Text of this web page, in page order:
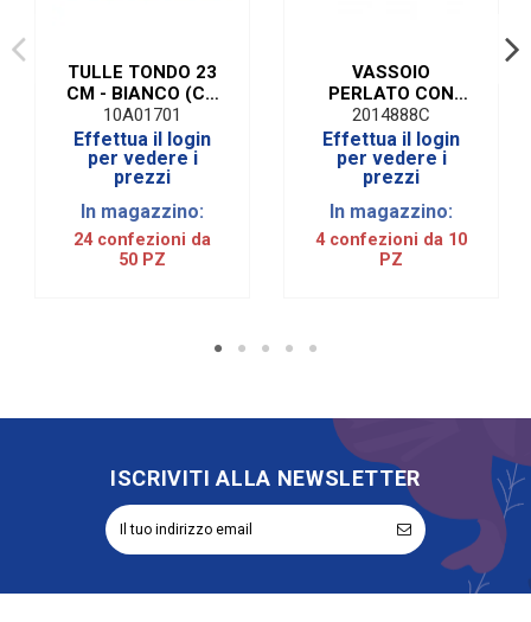
TULLE TONDO 23
CM - BIANCO (CF.
50 PZ)
10A01701
Effettua il login
per vedere i
prezzi
In magazzino:
24 confezioni da
50 PZ
VASSOIO
PERLATO CON
FORI 41 X 33 cm
(10 PZ)
2014888C
Effettua il login
per vedere i
prezzi
In magazzino:
4 confezioni da 10
PZ
ISCRIVITI ALLA NEWSLETTER